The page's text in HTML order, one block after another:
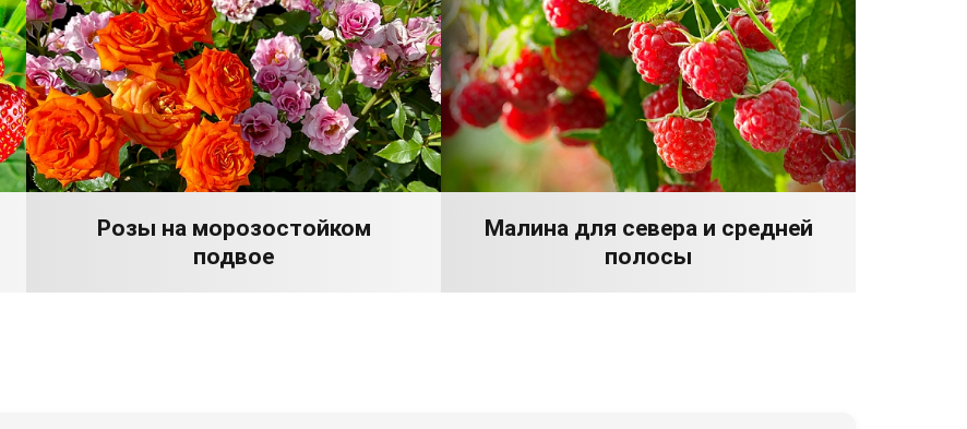
Розы на морозостойком
подвое
Малина для севера и средней
полосы